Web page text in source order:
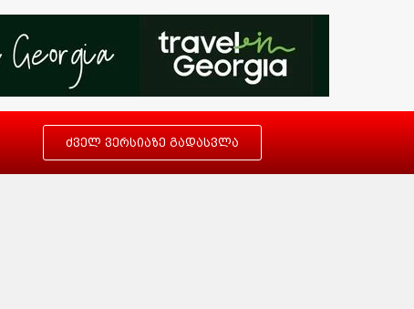
ძველ ვერსიაზე გადასვლა